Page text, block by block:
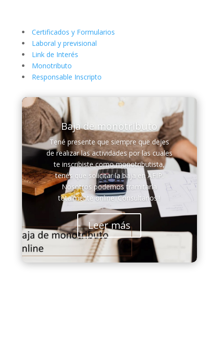
Certificados y Formularios
Laboral y previsional
Link de Interés
Monotributo
Responsable Inscripto
Baja de monotributo
Tené presente que siempre que dejes
de realizar las actividades por las cuales
te inscribiste como monotributista,
tenés que solicitar la baja en AFIP.
Nosotros podemos tramitarla
totalmente online. Consultanos!!
Leer más